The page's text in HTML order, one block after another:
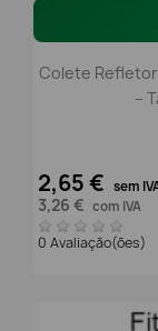
Colete Refletor
–
2,65 € sem
3,26 € com IVA
0 Avaliação(ões)